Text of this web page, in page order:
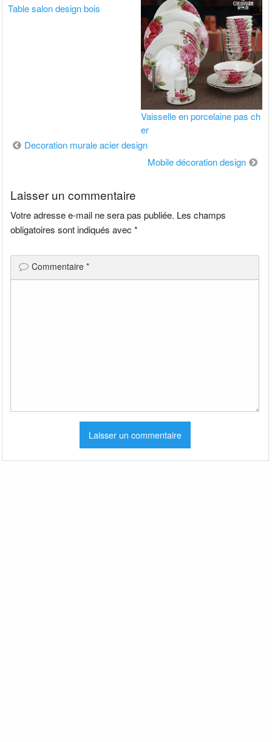
Table salon design bois
Vaisselle en porcelaine pas ch
er
Navigation
Decoration murale acier design
Mobile décoration design
Laisser un commentaire
Votre adresse e-mail ne sera pas publiée. Les champs
obligatoires sont indiqués avec*
Commentaire*